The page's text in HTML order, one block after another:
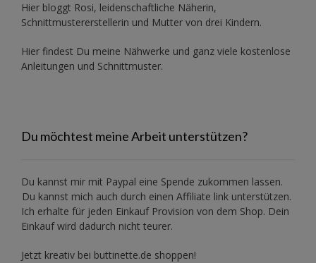
Hier bloggt Rosi, leidenschaftliche Näherin,
Schnittmustererstellerin und Mutter von drei Kindern.
Hier findest Du meine Nähwerke und ganz viele kostenlose
Anleitungen und Schnittmuster.
Du möchtest meine Arbeit unterstützen?
Du kannst mir mit Paypal eine Spende zukommen lassen.
Du kannst mich auch durch einen Affiliate link unterstützen.
Ich erhalte für jeden Einkauf Provision von dem Shop. Dein
Einkauf wird dadurch nicht teurer.
Jetzt kreativ bei buttinette.de shoppen!